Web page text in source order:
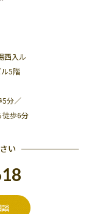
西入ル
5階
5分／
徒歩6分
い